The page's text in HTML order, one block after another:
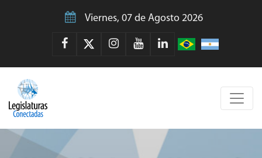
Viernes, 07 de Agosto 2026